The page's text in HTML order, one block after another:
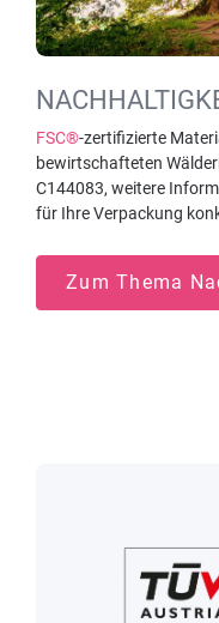
FSC®-zertifizierte
bewirtschafteten
C144083, weitere
für Ihre Verpackung
Zum Thema